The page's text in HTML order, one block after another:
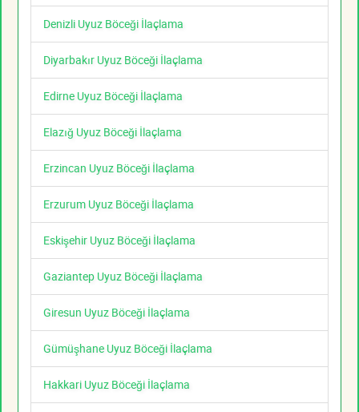
Denizli Uyuz Böceği İlaçlama
Diyarbakır Uyuz Böceği İlaçlama
Edirne Uyuz Böceği İlaçlama
Elazığ Uyuz Böceği İlaçlama
Erzincan Uyuz Böceği İlaçlama
Erzurum Uyuz Böceği İlaçlama
Eskişehir Uyuz Böceği İlaçlama
Gaziantep Uyuz Böceği İlaçlama
Giresun Uyuz Böceği İlaçlama
Gümüşhane Uyuz Böceği İlaçlama
Hakkari Uyuz Böceği İlaçlama